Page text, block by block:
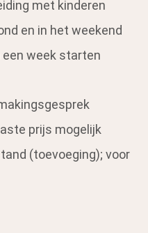
met kinderen
en in het weekend
week starten
prijs mogelijk
(toevoeging); voor